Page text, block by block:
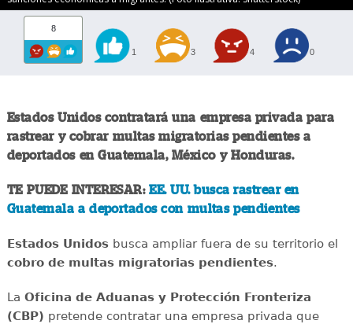
8
1 3 4 0
Estados Unidos contratará una empresa privada para
rastrear y cobrar multas migratorias pendientes a
deportados en Guatemala, México y Honduras.
TE PUEDE INTERESAR:EE. UU. busca rastrear en
Guatemala a deportados con multas pendientes
Estados Unidosbusca ampliar fuera de su territorio el
cobro de multas migratorias pendientes.
La Oficina de Aduanas y Protección Fronteriza
(CBP) pretende contratar una empresa privada que